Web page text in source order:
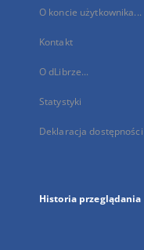
O koncie użytkownika...
Kontakt
O dLibrze...
Statystyki
Deklaracja dostępności
Historia przeglądania